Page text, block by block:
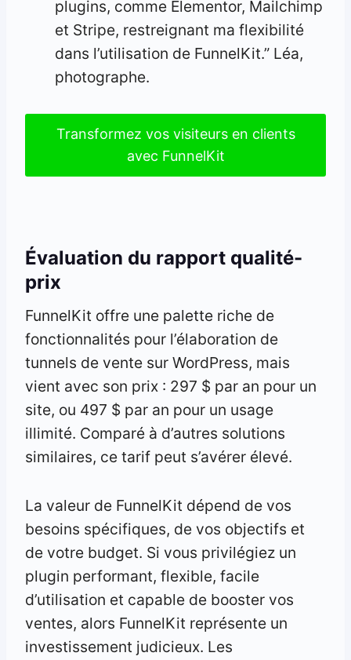
plugins, comme Elementor, Mailchimp
et Stripe, restreignant ma flexibilité
dans l’utilisation de FunnelKit.” Léa,
photographe.
Transformez vos visiteurs en clients
avec FunnelKit
Évaluation du rapport qualité-
prix
FunnelKit offre une palette riche de
fonctionnalités pour l’élaboration de
tunnels de vente sur WordPress, mais
vient avec son prix : 297 $ par an pour un
site, ou 497 $ par an pour un usage
illimité. Comparé à d’autres solutions
similaires, ce tarif peut s’avérer élevé.
La valeur de FunnelKit dépend de vos
besoins spécifiques, de vos objectifs et
de votre budget. Si vous privilégiez un
plugin performant, flexible, facile
d’utilisation et capable de booster vos
ventes, alors FunnelKit représente un
investissement judicieux. Les